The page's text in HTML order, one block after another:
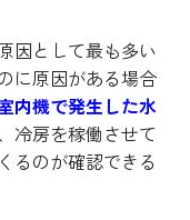
因として最も多い
に原因がある場合
内機で発生した水
冷房を稼働させて
るのが確認できる